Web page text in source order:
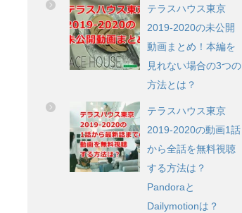
テラスハウス東京
2019-2020の未公開
動画まとめ！本編を
見れない場合の3つの
方法とは？
テラスハウス東京
2019-2020の動画1話
から全話を無料視聴
する方法は？
Pandoraと
Dailymotionは？